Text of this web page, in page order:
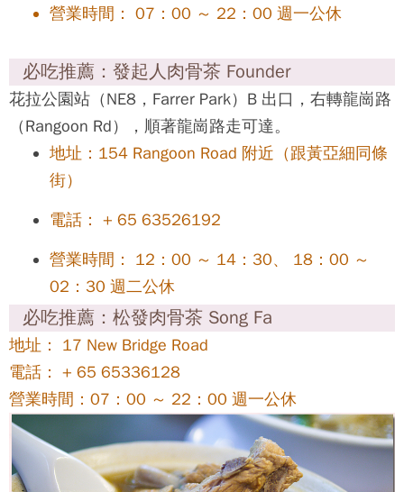
新加坡必吃03：肉骨茶 Bak Kut Teh
擁有美味湯頭的肉骨茶大致分為福建派與潮州派。
新加坡以潮州派為主，最有名的肉骨茶當屬黃亞細肉
骨茶，
湯頭偏清淡，並加入大量胡椒與蒜頭，所以胡椒味道
較重，
招牌混合肉排骨湯 7.5 SGD，約 NT. 180 元、招牌肉
骨湯 6 SGD，約 NT. 144 元，
馬來西亞則盛行福建派，添加黑醬油與許多中藥材，
必吃推薦：黃亞細肉骨茶 NG AH SIO
花拉公園站（NE8，Farrer Park）B 出口，右轉龍崗路
（Rangoon Rd），
順著龍崗路走 10 分鐘可達。途中會先經發起人肉骨
茶。